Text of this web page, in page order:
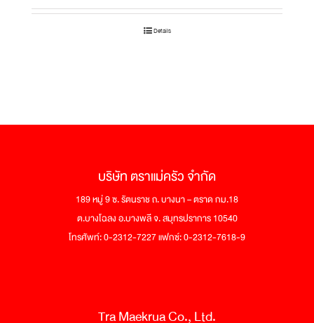
Details
บริษัท ตราแม่ครัว จำกัด
189 หมู่ 9 ซ. รัตนราช ถ. บางนา – ตราด กม.18
ต.บางโฉลง อ.บางพลี จ. สมุทรปราการ 10540
โทรศัพท์: 0-2312-7227 แฟกซ์: 0-2312-7618-9
Tra Maekrua Co., Ltd.